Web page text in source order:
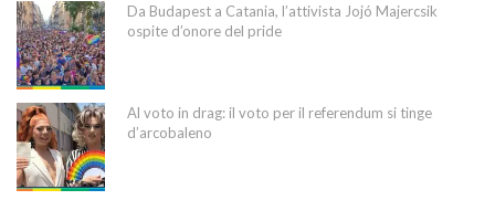
Da Budapest a Catania, l’attivista Jojó Majercsik
ospite d’onore del pride
Al voto in drag: il voto per il referendum si tinge
d’arcobaleno